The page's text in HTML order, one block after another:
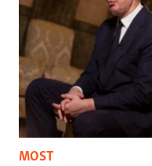
MOST